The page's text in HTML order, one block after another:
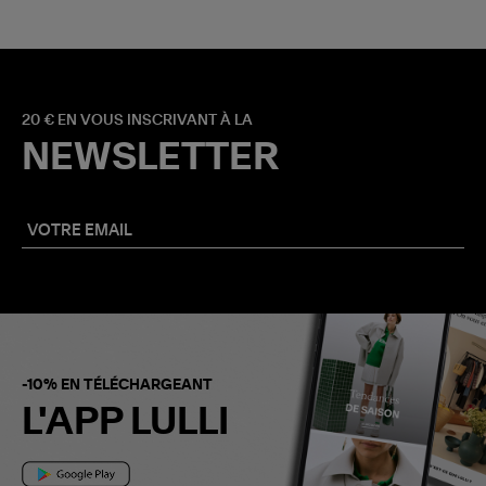
20 € EN VOUS INSCRIVANT À LA
NEWSLETTER
-10% EN TÉLÉCHARGEANT
L'APP LULLI